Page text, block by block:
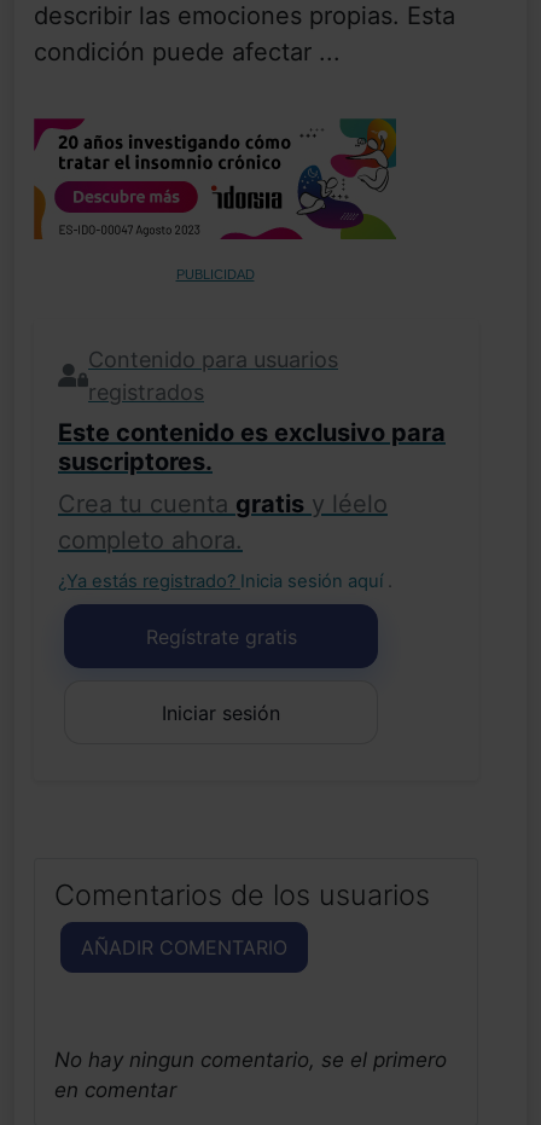
describir las emociones propias. Esta
condición puede afectar ...
PUBLICIDAD
Contenido para usuarios
registrados
Este contenido es exclusivo para
suscriptores.
Crea tu cuenta gratis y léelo
completo ahora.
¿Ya estás registrado? Inicia sesión aquí .
Regístrate gratis
Iniciar sesión
Comentarios de los usuarios
AÑADIR COMENTARIO
No hay ningun comentario, se el primero
en comentar